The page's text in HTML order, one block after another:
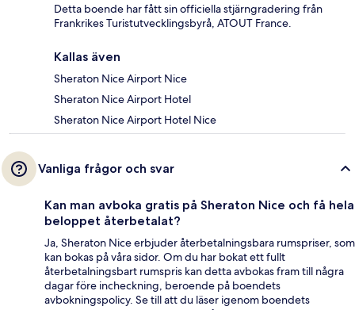
Detta boende har fått sin officiella stjärngradering från
Frankrikes Turistutvecklingsbyrå, ATOUT France.
Kallas även
Sheraton Nice Airport Nice
Sheraton Nice Airport Hotel
Sheraton Nice Airport Hotel Nice
Vanliga frågor och svar
Kan man avboka gratis på Sheraton Nice och få hela
beloppet återbetalat?
Ja, Sheraton Nice erbjuder återbetalningsbara rumspriser, som
kan bokas på våra sidor. Om du har bokat ett fullt
återbetalningsbart rumspris kan detta avbokas fram till några
dagar före incheckning, beroende på boendets
avbokningspolicy. Se till att du läser igenom boendets